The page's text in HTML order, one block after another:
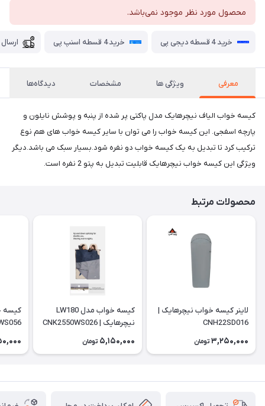
محصول مورد نظر موجود نمی‌باشد.
خرید 4 قسطه دیجی پی خرید 4 قسطه اسنپ پی
معرفی ویژگی ها مشخصات دیدگاه‌ها
کیسه خواب الیاف نیچرهایک مدل پاکتی پر شده از پنبه و پوشش نایلون و
پارچه اسفجی. این کیسه خواب را می توان با سایر کیسه خواب های هم نوع
ترکیب کرد تا تبدیل به یک کیسه خواب دو نفره شود.بسیار سبک می باشد.دیگر
ویژگی این کیسه خواب نیچرهایک قابلیت تبدیل به پتو 2 نفره است.
محصولات مرتبط
لاینر کیسه خواب نیچرهایک |
CNH22SD016
3,250,000 تومان
کیسه خواب مدل LW180
نیچرهایک | CNK2550WS026
5,150,000 تومان